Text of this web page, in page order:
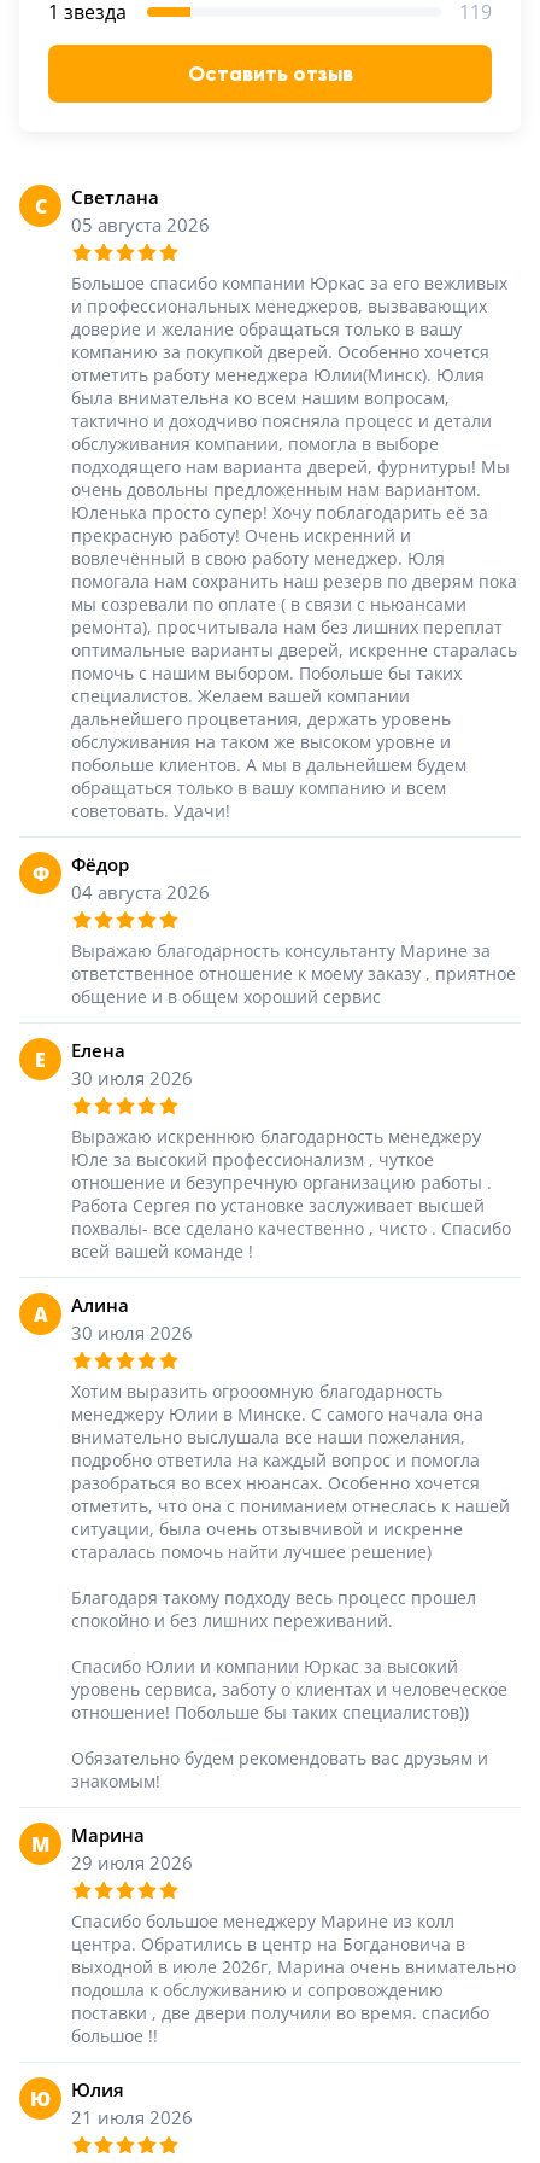
С
Светлана
05 августа 2026
Большое спасибо компании Юркас за его вежливых
и профессиональных менеджеров, вызвавающих
доверие и желание обращаться только в вашу
компанию за покупкой дверей. Особенно хочется
отметить работу менеджера Юлии(Минск). Юлия
была внимательна ко всем нашим вопросам,
тактично и доходчиво поясняла процесс и детали
обслуживания компании, помогла в выборе
подходящего нам варианта дверей, фурнитуры! Мы
очень довольны предложенным нам вариантом.
Юленька просто супер! Хочу поблагодарить её за
прекрасную работу! Очень искренний и
вовлечённый в свою работу менеджер. Юля
помогала нам сохранить наш резерв по дверям пока
мы созревали по оплате ( в связи с ньюансами
ремонта), просчитывала нам без лишних переплат
оптимальные варианты дверей, искренне старалась
помочь с нашим выбором. Побольше бы таких
специалистов. Желаем вашей компании
дальнейшего процветания, держать уровень
обслуживания на таком же высоком уровне и
побольше клиентов. А мы в дальнейшем будем
обращаться только в вашу компанию и всем
советовать. Удачи!
Ф
Фёдор
04 августа 2026
Выражаю благодарность консультанту Марине за
ответственное отношение к моему заказу , приятное
общение и в общем хороший сервис
Е
Елена
30 июля 2026
Выражаю искреннюю благодарность менеджеру
Юле за высокий профессионализм , чуткое
отношение и безупречную организацию работы .
Работа Сергея по установке заслуживает высшей
похвалы- все сделано качественно , чисто . Спасибо
всей вашей команде !
А
Алина
30 июля 2026
Хотим выразить огрооомную благодарность
менеджеру Юлии в Минске. С самого начала она
внимательно выслушала все наши пожелания,
подробно ответила на каждый вопрос и помогла
разобраться во всех нюансах. Особенно хочется
отметить, что она с пониманием отнеслась к нашей
ситуации, была очень отзывчивой и искренне
старалась помочь найти лучшее решение)
Благодаря такому подходу весь процесс прошел
спокойно и без лишних переживаний.
Спасибо Юлии и компании Юркас за высокий
уровень сервиса, заботу о клиентах и человеческое
отношение! Побольше бы таких специалистов))
Обязательно будем рекомендовать вас друзьям и
знакомым!
М
Марина
29 июля 2026
Спасибо большое менеджеру Марине из колл
центра. Обратились в центр на Богдановича в
выходной в июле 2026г, Марина очень внимательно
подошла к обслуживанию и сопровождению
поставки , две двери получили во время. спасибо
большое !!
Ю
Юлия
21 июля 2026
1 звезда
119
Оставить отзыв
22
Каркасные
Материал
МДФ
Массив Ольхи
Массив сосны
Серии
Atum Pro 21
ART Lite
90U
Показать все 25 серий
Цвет
Белый
Бежевый
23
Капучино
Черный
Шоколад
Сливки
Показать все 25 цветов